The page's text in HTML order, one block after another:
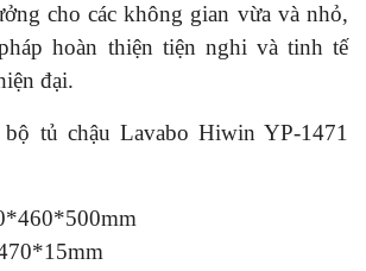
cho các không gian vừa và nhỏ,
hoàn thiện tiện nghi và tinh tế
đại.
tủ chậu Lavabo Hiwin YP-1471